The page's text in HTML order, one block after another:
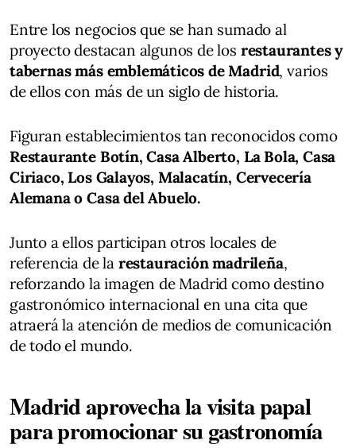
Entre los negocios que se han sumado al
proyecto destacan algunos de los restaurantes y
tabernas más emblemáticos de Madrid, varios
de ellos con más de un siglo de historia.
Figuran establecimientos tan reconocidos como
Restaurante Botín, Casa Alberto, La Bola, Casa
Ciriaco, Los Galayos, Malacatín, Cervecería
Alemana o Casa del Abuelo.
Junto a ellos participan otros locales de
referencia de la restauración madrileña,
reforzando la imagen de Madrid como destino
gastronómico internacional en una cita que
atraerá la atención de medios de comunicación
de todo el mundo.
Madrid aprovecha la visita papal
para promocionar su gastronomía